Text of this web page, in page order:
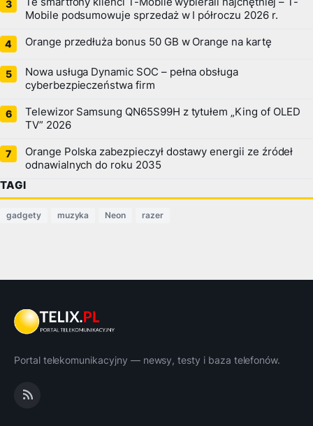
Mobile podsumowuje sprzedaż w I półroczu 2026 r.
Orange przedłuża bonus 50 GB w Orange na kartę
Nowa usługa Dynamic SOC – pełna obsługa
cyberbezpieczeństwa firm
Telewizor Samsung QN65S99H z tytułem „King of OLED
TV” 2026
Orange Polska zabezpieczył dostawy energii ze źródeł
odnawialnych do roku 2035
TAGI
gadgety muzyka Neon razer
Portal telekomunikacyjny — newsy, testy i baza telefonów.